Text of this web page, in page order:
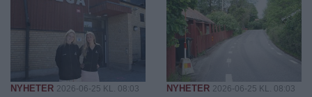
NYHETER 2026-06-25 KL. 08:03 NYHETER 2026-06-25 KL. 08:03